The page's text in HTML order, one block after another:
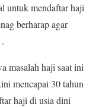
untuk mendaftar haji
berharap agar
masalah haji saat ini
mencapai 30 tahun
haji di usia dini